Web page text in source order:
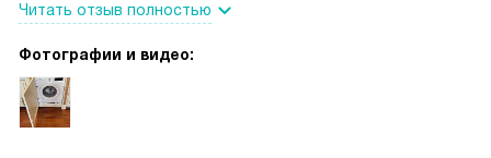
спокойнее. Ночью, когда малыш спал, запустила быстрый
режим — техника работала так тихо, что я даже забыла,
одежды, когда нужно освежить куртку перед прогулкой.
Словно аккуратная помощница, она бережно относится к
Читать отзыв полностью
Фотографии и видео: